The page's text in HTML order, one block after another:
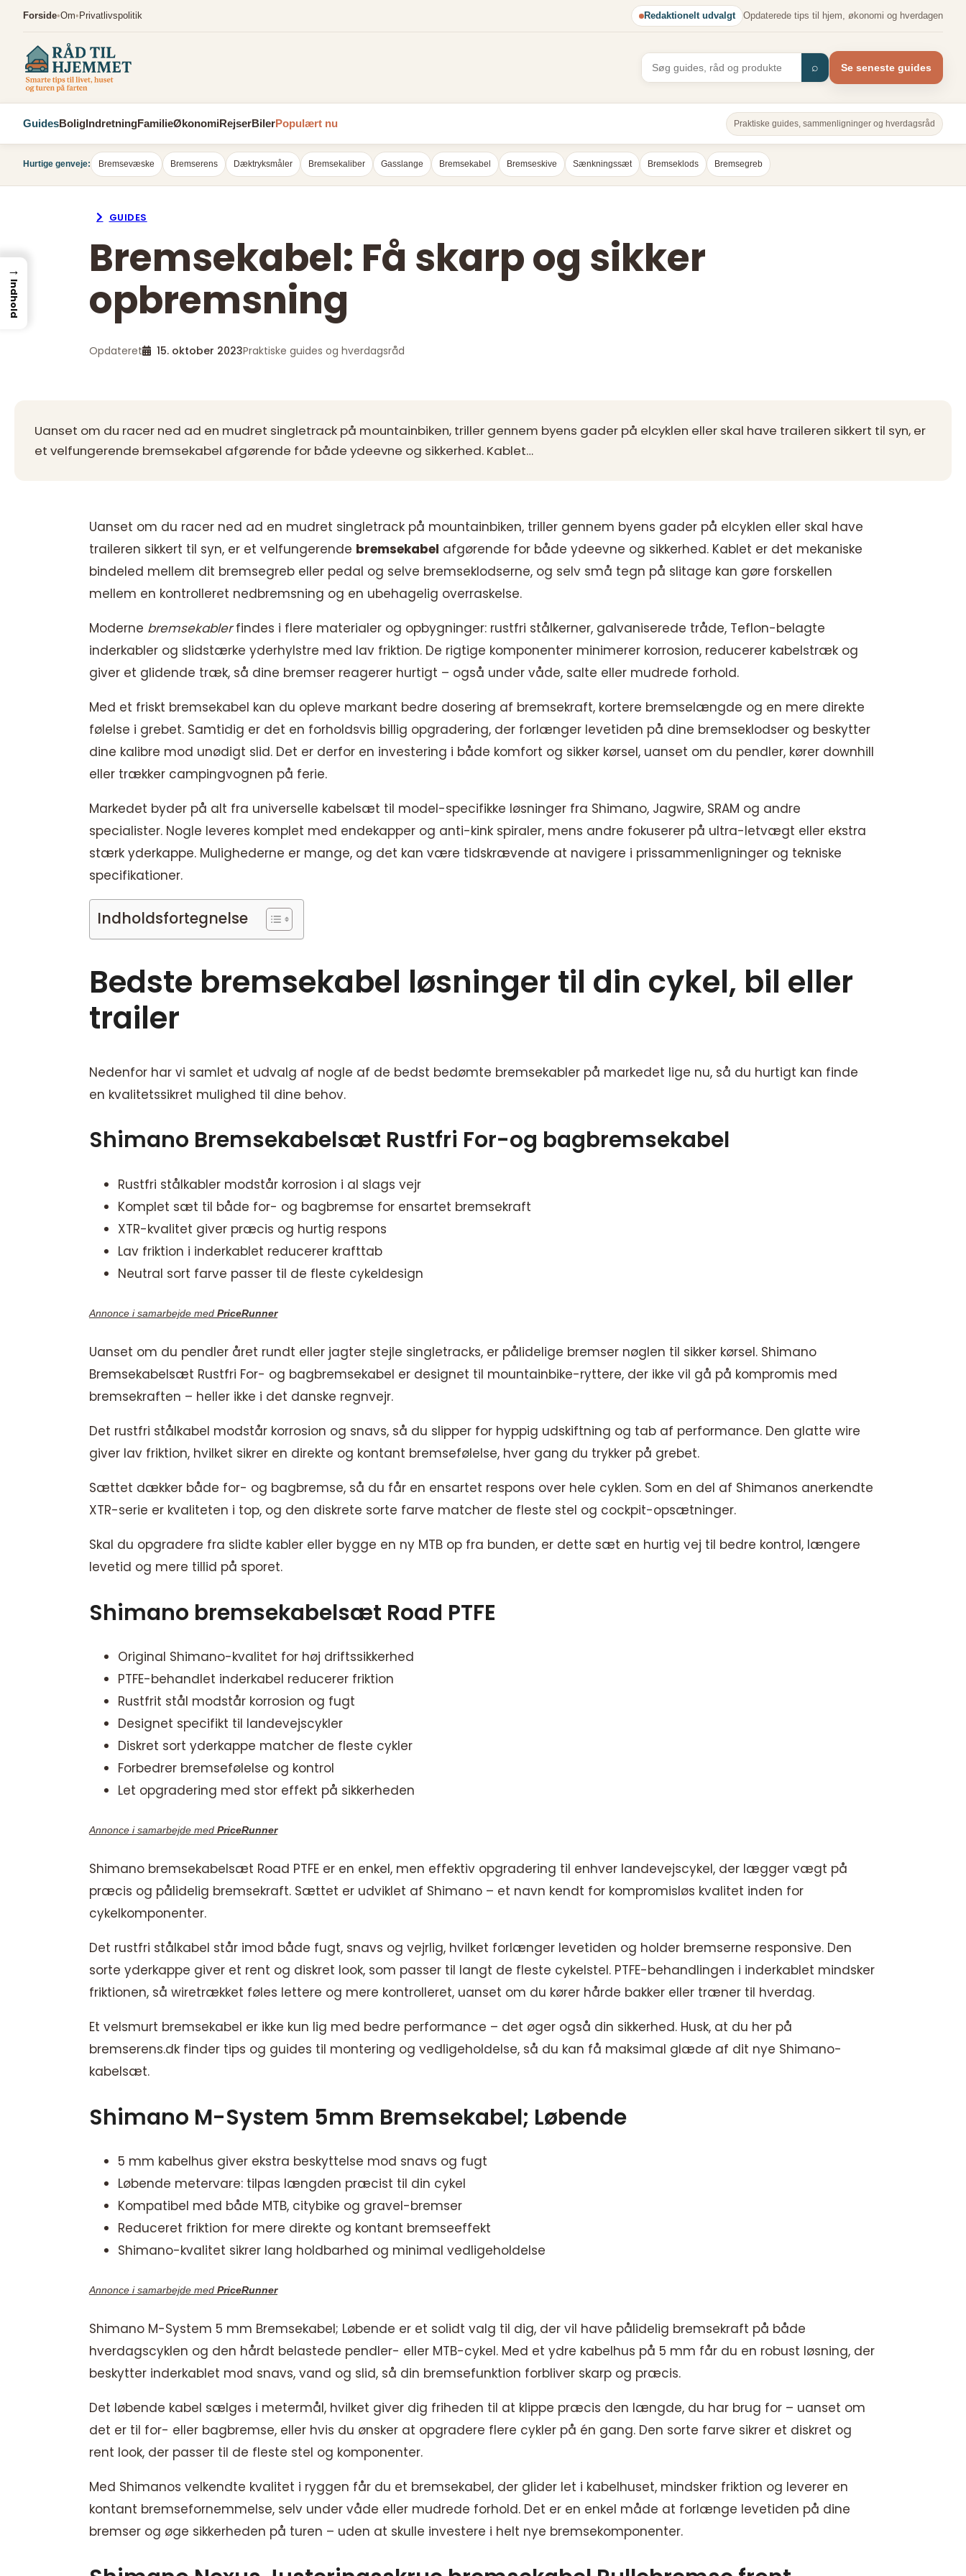
Spring
indhold
Forside•Om• Privatlivspolitik Redaktionelt udvalgt Opdaterede tips til hjem, økonomi og hverdagen
⌕ Se seneste guides
GuidesBoligIndretningFamilieØkonomiRejserBilerPopulært nu Praktiske guides, sammenligninger og hverdagsråd
Hurtige genveje: Bremsevæske Bremserens Dæktryksmåler Bremsekaliber Gasslange Bremsekabel Bremseskive Sænkningssæt Bremseklods Bremsegreb
GUIDES
Bremsekabel: Få skarp og sikker
opbremsning
Opdateret 15. oktober 2023Praktiske guides og hverdagsråd
Uanset om du racer ned ad en mudret singletrack på mountainbiken, triller gennem byens gader på elcyklen eller skal have traileren sikkert til syn, er
et velfungerende bremsekabel afgørende for både ydeevne og sikkerhed. Kablet…
Uanset om du racer ned ad en mudret singletrack på mountainbiken, triller gennem byens gader på elcyklen eller skal have
traileren sikkert til syn, er et velfungerende bremsekabel afgørende for både ydeevne og sikkerhed. Kablet er det mekaniske
bindeled mellem dit bremsegreb eller pedal og selve bremseklodserne, og selv små tegn på slitage kan gøre forskellen
mellem en kontrolleret nedbremsning og en ubehagelig overraskelse.
Moderne bremsekablerfindes i flere materialer og opbygninger: rustfri stålkerner, galvaniserede tråde, Teflon-belagte
inderkabler og slidstærke yderhylstre med lav friktion. De rigtige komponenter minimerer korrosion, reducerer kabelstræk og
giver et glidende træk, så dine bremser reagerer hurtigt – også under våde, salte eller mudrede forhold.
Med et friskt bremsekabel kan du opleve markant bedre dosering af bremsekraft, kortere bremselængde og en mere direkte
følelse i grebet. Samtidig er det en forholdsvis billig opgradering, der forlænger levetiden på dine bremseklodser og beskytter
dine kalibre mod unødigt slid. Det er derfor en investering i både komfort og sikker kørsel, uanset om du pendler, kører downhill
eller trækker campingvognen på ferie.
Markedet byder på alt fra universelle kabelsæt til model-specifikke løsninger fra Shimano, Jagwire, SRAM og andre
specialister. Nogle leveres komplet med endekapper og anti-kink spiraler, mens andre fokuserer på ultra-letvægt eller ekstra
stærk yderkappe. Mulighederne er mange, og det kan være tidskrævende at navigere i prissammenligninger og tekniske
specifikationer.
Indholdsfortegnelse
Bedste bremsekabel løsninger til din cykel, bil eller
trailer
Nedenfor har vi samlet et udvalg af nogle af de bedst bedømte bremsekabler på markedet lige nu, så du hurtigt kan finde
en kvalitetssikret mulighed til dine behov.
Shimano Bremsekabelsæt Rustfri For-og bagbremsekabel
Rustfri stålkabler modstår korrosion i al slags vejr
Komplet sæt til både for- og bagbremse for ensartet bremsekraft
XTR-kvalitet giver præcis og hurtig respons
Lav friktion i inderkablet reducerer krafttab
Neutral sort farve passer til de fleste cykeldesign
Annonce i samarbejde med PriceRunner
Uanset om du pendler året rundt eller jagter stejle singletracks, er pålidelige bremser nøglen til sikker kørsel. Shimano
Bremsekabelsæt Rustfri For- og bagbremsekabel er designet til mountainbike-ryttere, der ikke vil gå på kompromis med
bremsekraften – heller ikke i det danske regnvejr.
Det rustfri stålkabel modstår korrosion og snavs, så du slipper for hyppig udskiftning og tab af performance. Den glatte wire
giver lav friktion, hvilket sikrer en direkte og kontant bremsefølelse, hver gang du trykker på grebet.
Sættet dækker både for- og bagbremse, så du får en ensartet respons over hele cyklen. Som en del af Shimanos anerkendte
XTR-serie er kvaliteten i top, og den diskrete sorte farve matcher de fleste stel og cockpit-opsætninger.
Skal du opgradere fra slidte kabler eller bygge en ny MTB op fra bunden, er dette sæt en hurtig vej til bedre kontrol, længere
levetid og mere tillid på sporet.
Shimano bremsekabelsæt Road PTFE
Original Shimano-kvalitet for høj driftssikkerhed
PTFE-behandlet inderkabel reducerer friktion
Rustfrit stål modstår korrosion og fugt
Designet specifikt til landevejscykler
Diskret sort yderkappe matcher de fleste cykler
Forbedrer bremsefølelse og kontrol
Let opgradering med stor effekt på sikkerheden
Annonce i samarbejde med PriceRunner
Shimano bremsekabelsæt Road PTFE er en enkel, men effektiv opgradering til enhver landevejscykel, der lægger vægt på
præcis og pålidelig bremsekraft. Sættet er udviklet af Shimano – et navn kendt for kompromisløs kvalitet inden for
cykelkomponenter.
Det rustfri stålkabel står imod både fugt, snavs og vejrlig, hvilket forlænger levetiden og holder bremserne responsive. Den
sorte yderkappe giver et rent og diskret look, som passer til langt de fleste cykelstel. PTFE-behandlingen i inderkablet mindsker
friktionen, så wiretrækket føles lettere og mere kontrolleret, uanset om du kører hårde bakker eller træner til hverdag.
Et velsmurt bremsekabel er ikke kun lig med bedre performance – det øger også din sikkerhed. Husk, at du her på
bremserens.dk finder tips og guides til montering og vedligeholdelse, så du kan få maksimal glæde af dit nye Shimano-
kabelsæt.
Shimano M-System 5mm Bremsekabel; Løbende
5 mm kabelhus giver ekstra beskyttelse mod snavs og fugt
Løbende metervare: tilpas længden præcist til din cykel
Kompatibel med både MTB, citybike og gravel-bremser
Reduceret friktion for mere direkte og kontant bremseeffekt
Shimano-kvalitet sikrer lang holdbarhed og minimal vedligeholdelse
Annonce i samarbejde med PriceRunner
Shimano M-System 5 mm Bremsekabel; Løbende er et solidt valg til dig, der vil have pålidelig bremsekraft på både
hverdagscyklen og den hårdt belastede pendler- eller MTB-cykel. Med et ydre kabelhus på 5 mm får du en robust løsning, der
beskytter inderkablet mod snavs, vand og slid, så din bremsefunktion forbliver skarp og præcis.
Det løbende kabel sælges i metermål, hvilket giver dig friheden til at klippe præcis den længde, du har brug for – uanset om
det er til for- eller bagbremse, eller hvis du ønsker at opgradere flere cykler på én gang. Den sorte farve sikrer et diskret og
rent look, der passer til de fleste stel og komponenter.
Med Shimanos velkendte kvalitet i ryggen får du et bremsekabel, der glider let i kabelhuset, mindsker friktion og leverer en
kontant bremsefornemmelse, selv under våde eller mudrede forhold. Det er en enkel måde at forlænge levetiden på dine
bremser og øge sikkerheden på turen – uden at skulle investere i helt nye bremsekomponenter.
→
Indhold